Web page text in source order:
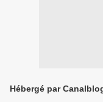
Hébergé par